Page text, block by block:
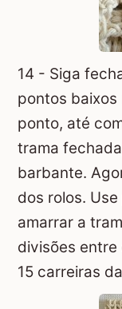
14 - Siga
pontos
ponto, até
trama
barbante.
dos rolos.
amarrar a
divisões entre
15 carreiras